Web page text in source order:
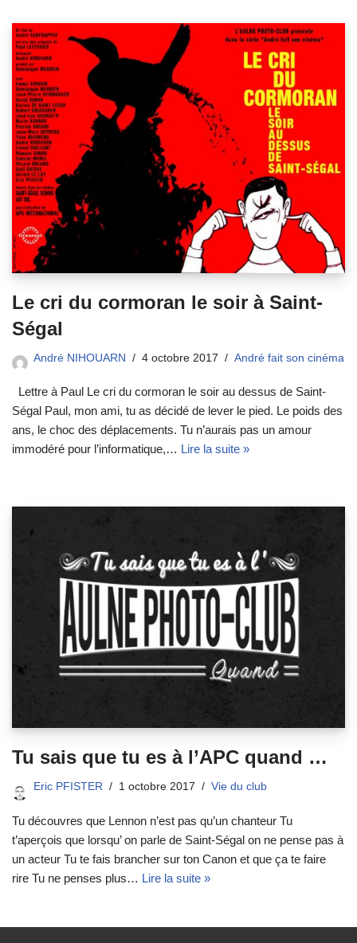
Le cri du cormoran le soir à Saint-
Ségal
André NIHOUARN 4 octobre 2017 André fait son cinéma
Lettre à Paul Le cri du cormoran le soir au dessus de Saint-
Ségal Paul, mon ami, tu as décidé de lever le pied. Le poids des
ans, le choc des déplacements. Tu n’aurais pas un amour
immodéré pour l’informatique,… Lire la suite »
Tu sais que tu es à l’APC quand …
Eric PFISTER 1 octobre 2017 Vie du club
Tu découvres que Lennon n’est pas qu’un chanteur Tu
t’aperçois que lorsqu’ on parle de Saint-Ségal on ne pense pas à
un acteur Tu te fais brancher sur ton Canon et que ça te faire
rire Tu ne penses plus… Lire la suite »